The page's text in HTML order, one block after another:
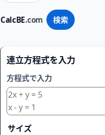
CalcBE.com 検索
連立方程式を入力
方程式で入力
サイズ